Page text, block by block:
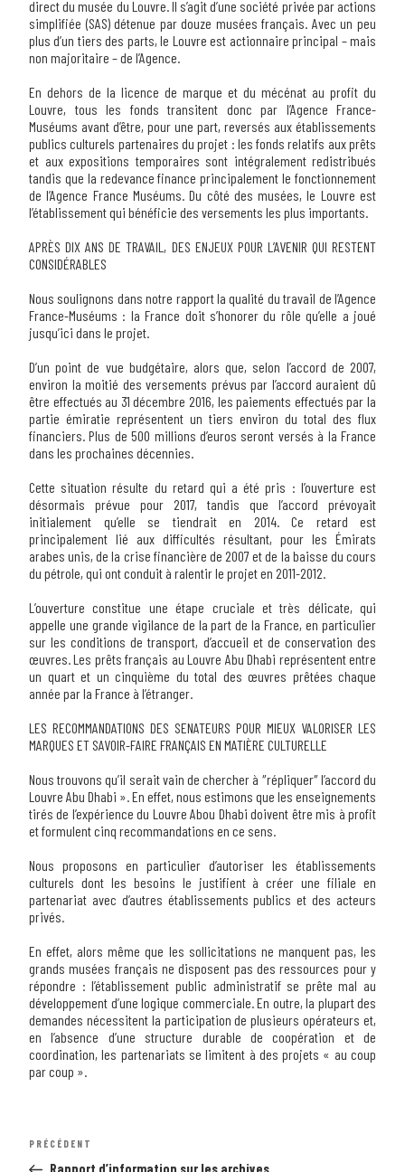
direct du musée du Louvre. Il s’agit d’une société privée par actions
simplifiée (SAS) détenue pardouze musées français. Avec un peu
plus d’un tiers des parts, le Louvre est actionnaire principal – mais
non majoritaire – de l’Agence.
En dehors de la licence de marque et du mécénat au profit du
Louvre, tous les fonds transitent donc par l’Agence France-
Muséums avant d’être, pour une part, reversés aux établissements
publics culturels partenaires du projet : les fonds relatifs aux prêts
et aux expositions temporaires sont intégralement redistribués
tandis que la redevance finance principalement le fonctionnement
de l’Agence France Muséums. Du côté des musées,le Louvre est
l’établissement qui bénéficie des versements les plus importants.
APRÈS DIX ANS DE TRAVAIL, DES ENJEUX POUR L’AVENIR QUI RESTENT
CONSIDÉRABLES
Nous soulignons dans notre rapport la qualité du travail de l’Agence
France-Muséums : la France doit s’honorer du rôle qu’elle a joué
jusqu’ici dans le projet.
D’un point de vue budgétaire, alors que, selon l’accord de 2007,
environ la moitié des versements prévus par l’accord auraient dû
être effectués au 31 décembre 2016, les paiements effectués par la
partie émiratie représentent un tiers environ du total des flux
financiers. Plus de 500 millions d’euros seront versés à la France
dans les prochaines décennies.
Cette situation résulte du retard qui a été pris : l’ouverture est
désormais prévue pour 2017, tandis que l’accord prévoyait
initialement qu’elle se tiendrait en 2014. Ce retard est
principalement lié aux difficultés résultant, pour les Émirats
arabes unis, de la crise financière de 2007 et de la baisse du cours
du pétrole, qui ont conduit à ralentir le projet en 2011-2012.
L’ouverture constitue une étape cruciale et très délicate, qui
appelle une grande vigilance de la part de la France, en particulier
sur les conditions de transport, d’accueil et de conservation des
œuvres. Les prêts français au Louvre Abu Dhabi représentent entre
un quart et un cinquième du total des œuvres prêtées chaque
année par la France à l’étranger.
LES RECOMMANDATIONS DES SENATEURS POUR MIEUX VALORISER LES
MARQUES ET SAVOIR-FAIRE FRANÇAIS EN MATIÈRE CULTURELLE
Nous trouvons qu’il serait vain de chercher à ″répliquer″ l’accord du
Louvre Abu Dhabi ». En effet, nous estimons que les enseignements
tirés de l’expérience du Louvre Abou Dhabi doivent être mis à profit
et formulent cinq recommandations en ce sens.
Nous proposons en particulier d’autoriser les établissements
culturels dont les besoins le justifient à créer une filiale en
partenariat avec d’autres établissements publics et des acteurs
privés.
En effet,alors même que les sollicitations ne manquent pas, les
grands musées français ne disposent pas des ressources pour y
répondre : l’établissement public administratif se prête mal au
développement d’une logique commerciale. En outre, la plupart des
demandes nécessitent la participation de plusieurs opérateurs et,
en l’absence d’une structure durable de coopération et de
coordination, les partenariats se limitent à des projets « au coup
par coup ».
de
l’article
Article
précédent
PRÉCÉDENT